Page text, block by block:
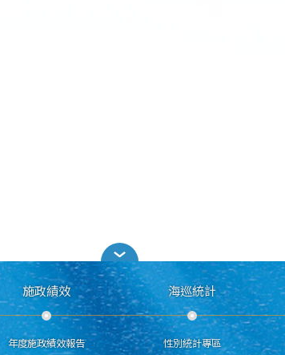
施政績效
年度施政績效報告
海巡統計
性別統計專區